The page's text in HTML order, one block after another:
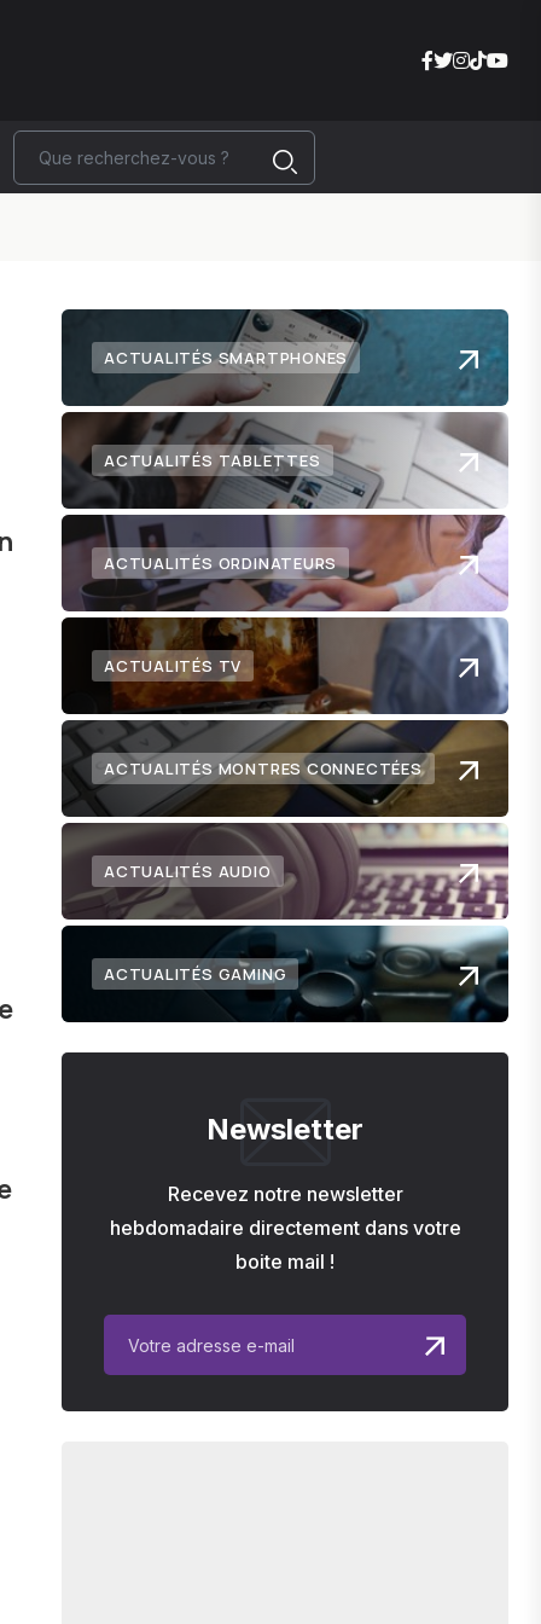
ACTUALITÉS SMARTPHONES
ACTUALITÉS TABLETTES
ACTUALITÉS ORDINATEURS
ACTUALITÉS TV
ACTUALITÉS MONTRES CONNECTÉES
ACTUALITÉS AUDIO
ACTUALITÉS GAMING
Newsletter
Recevez notre newsletter
hebdomadaire directement dans votre
boite mail !